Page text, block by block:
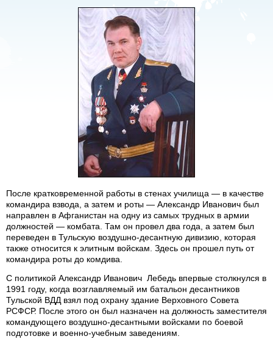
После кратковременной работы в стенах училища — в качестве
командира взвода, а затем и роты — Александр Иванович был
направлен в Афганистан на одну из самых трудных в армии
должностей — комбата. Там он провел два года, а затем был
переведен в Тульскую воздушно-десантную дивизию, которая
также относится к элитным войскам. Здесь он прошел путь от
командира роты до комдива.
С политикой Александр Иванович Лебедь впервые столкнулся в
1991 году, когда возглавляемый им батальон десантников
Тульской ВДД взял под охрану здание Верховного Совета
РСФСР. После этого он был назначен на должность заместителя
командующего воздушно-десантными войсками по боевой
подготовке и военно-учебным заведениям.